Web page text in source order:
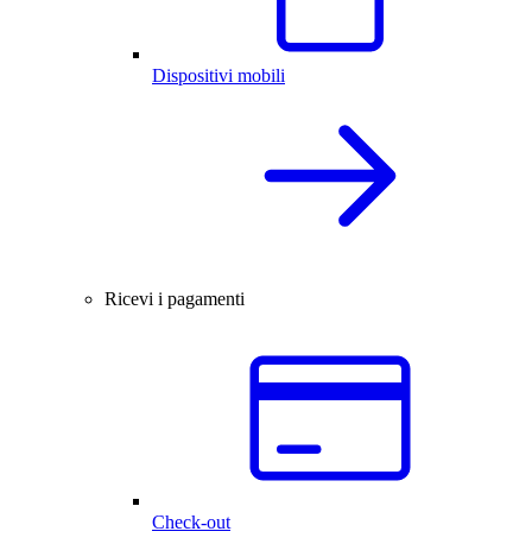
Dispositivi mobili
Ricevi i pagamenti
Check-out